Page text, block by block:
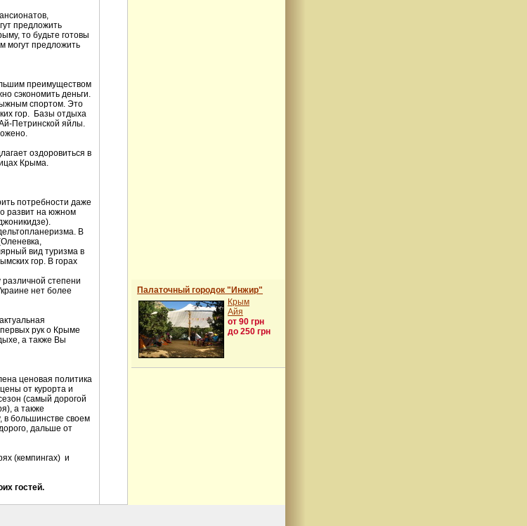
предложить
то будьте готовы
могут предложить
преимуществом
сэкономить деньги.
спортом. Это
гор. Базы отдыха
Петринской яйлы.
оздоровиться в
Крыма.
потребности даже
развит на южном
В
вид туризма в
гор. В горах
степени
нет более
рук о Крыме
а также Вы
ценовая политика
от курорта и
(самый дорогой
а также
в большинстве своем
дальше от
(кемпингах) и
гостей.
Палаточный городок "Инжир"
Крым
Айя
от 90 грн
до 250 грн